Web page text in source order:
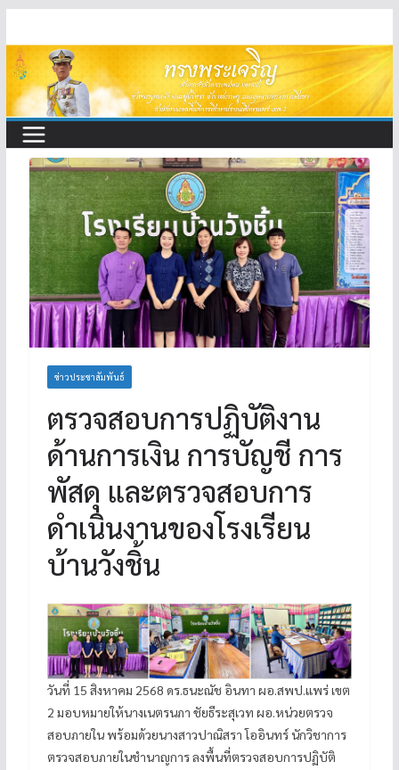
to
content
ข่าวประชาสัมพันธ์
ตรวจสอบการปฏิบัติงาน
ด้านการเงิน การบัญชี การ
พัสดุ และตรวจสอบการ
ดำเนินงานของโรงเรียน
บ้านวังชิ้น
วันที่ 15 สิงหาคม 2568 ดร.ธนะณัช อินทา ผอ.สพป.แพร่ เขต
2 มอบหมายให้นางเนตรนภา ชัยธีระสุเวท ผอ.หน่วยตรวจ
สอบภายใน พร้อมด้วยนางสาวปาณิสรา โออินทร์ นักวิชาการ
ตรวจสอบภายในชำนาญการ ลงพื้นที่ตรวจสอบการปฏิบัติ